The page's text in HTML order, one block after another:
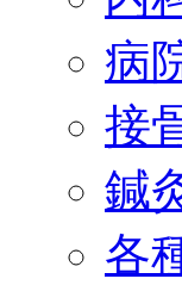
病
接
鍼
各